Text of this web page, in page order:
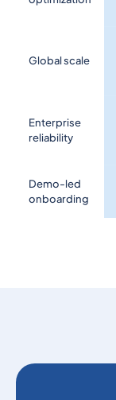
Global scale
Enterprise
reliability
Demo-led
onboarding